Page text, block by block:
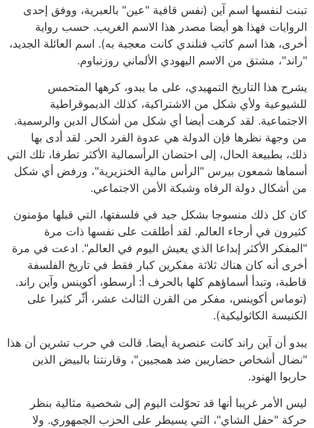
تبنت لنفسها اسم آين (نفس قافية "عين" بالعبرية، ووفق إحدى
الروايات فهذا هو أيضا مصدر هذا الاسم الغريب. حسب رواية
أخرى، هذا اسم كاتب فنلندي كانت معجبة به). اسم العائلة الجديد،
"راند"، مشتق من الاسم اليهودي الألماني روزنباوم.
يشرح هذا التاريخ التمهيدي، على ما يبدو، كرهها المتحمس
للشيوعية ولأي شكل من الاشتراكية، كذلك الديموقراطية
الاجتماعية. لقد كرهت أيضا أي شكل من أشكال الدين والرسمية.
من وجهة نظرها فإن الدولة هي عدوة الفرد الحر. لقد أدى بها
ذلك، بطبيعة الحال، إلى احتضان الرأسمالية الأكثر تطرفا، تلك التي
أسماها شمعون بيرس "الرأس مالية الخنزيرية"، ورفض أي شكل
من أشكال دولة الرفاه وشبكة الأمن الاجتماعي.
كان كل ذلك منسوجا بشكل جيد في فلسفتها، التي قبلها مؤمنون
كثيرون في أرجاء العالم. لقد أطلقت على نفسها ذات مرة
"المفكر الأكثر إبداعا الذي يعيش اليوم في العالم". ادعت في مرة
أخرى أنه كان هناك ثلاثة مفكرين كبار فقط في تاريخ الفلسفة
قاطبة، وتبدأ أسماؤهم كلها بالحرف أ: أرسطو، أكوينس وآين راند.
(توماس أكوينس، مفكر من القرن الثالث عشر، أثّر كثيرا على
الكنيسة الكاثوليكية).
يبدو أن آين راند كانت عنصرية أيضا. قالت في حرب تشرين أن هذا
"نضال أشخاص حضاريين ضد همجيين"، وقارنتنا بالبيض الذين
حاربوا الهنود.
ليس الأمر غريبا أنها قد تحوّلت اليوم إلى شخصية مثالية بنظر
حركة "حفل الشاي"، التي يسيطر على الحزب الجمهوري. ولا